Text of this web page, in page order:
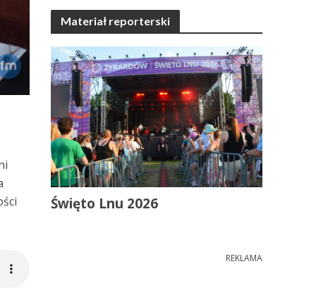
Materiał reporterski
Święto Lnu 2026
REKLAMA